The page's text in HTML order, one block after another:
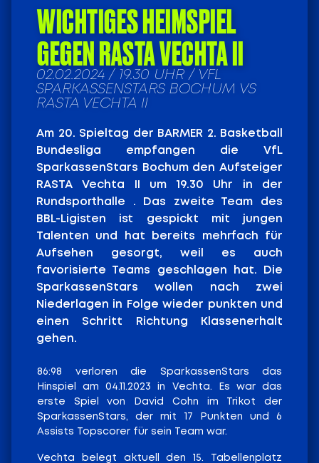
WICHTIGES HEIMSPIEL
GEGEN RASTA VECHTA II
02.02.2024 / 19.30 UHR / VFL
SPARKASSENSTARS BOCHUM VS
RASTA VECHTA II
Am 20. Spieltag der BARMER 2. Basketball
Bundesliga empfangen die VfL
SparkassenStars Bochum den Aufsteiger
RASTA Vechta II um 19.30 Uhr in der
Rundsporthalle . Das zweite Team des
BBL-Ligisten ist gespickt mit jungen
Talenten und hat bereits mehrfach für
Aufsehen gesorgt, weil es auch
favorisierte Teams geschlagen hat. Die
SparkassenStars wollen nach zwei
Niederlagen in Folge wieder punkten und
einen Schritt Richtung Klassenerhalt
gehen.
86:98 verloren die SparkassenStars das
Hinspiel am 04.11.2023 in Vechta. Es war das
erste Spiel von David Cohn im Trikot der
SparkassenStars, der mit 17 Punkten und 6
Assists Topscorer für sein Team war.
Vechta belegt aktuell den 15. Tabellenplatz